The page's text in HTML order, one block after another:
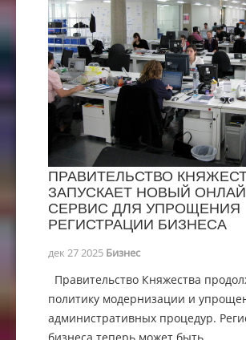
ПРАВИТЕЛЬСТВО
ЗАПУСКАЕТ НОВЫЙ
СЕРВИС ДЛЯ УПРОЩЕНИЯ
РЕГИСТРАЦИИ БИЗНЕСА
дек 27 2025 Бизнес
Правительство Княжества
политику модернизации и
административных процедур.
бизнеса теперь может быть